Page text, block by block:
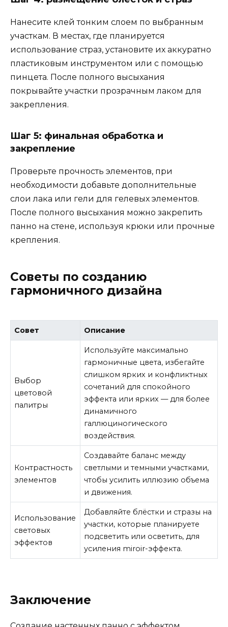
Нанесите клей тонким слоем по выбранным
участкам. В местах, где планируется
использование страз, установите их аккуратно
пластиковым инструментом или с помощью
пинцета. После полного высыхания
покрывайте участки прозрачным лаком для
закрепления.
Шаг 5: финальная обработка и
закрепление
Проверьте прочность элементов, при
необходимости добавьте дополнительные
слои лака или гели для гелевых элементов.
После полного высыхания можно закрепить
панно на стене, используя крюки или прочные
крепления.
Советы по созданию
гармоничного дизайна
Совет Описание
Выбор
цветовой
палитры
Используйте максимально
гармоничные цвета, избегайте
слишком ярких и конфликтных
сочетаний для спокойного
эффекта или ярких — для более
динамичного
галлюциногического
воздействия.
Контрастность
элементов
Создавайте баланс между
светлыми и темными участками,
чтобы усилить иллюзию объема
и движения.
Использование
световых
эффектов
Добавляйте блёстки и стразы на
участки, которые планируете
подсветить или осветить, для
усиления miroir-эффекта.
Заключение